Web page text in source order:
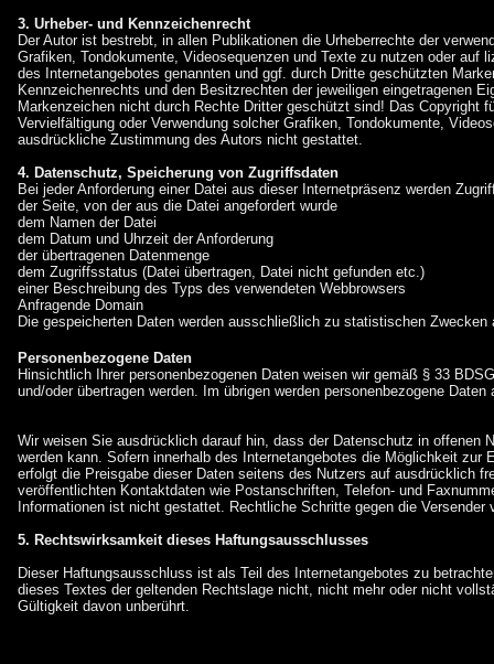
3. Urheber- und Kennzeichenrecht
Der Autor ist bestrebt, in allen Publikationen die Urheberrechte der
Grafiken, Tondokumente, Videosequenzen und Texte zu nutzen oder auf
des Internetangebotes genannten und ggf. durch Dritte geschützten
Kennzeichenrechts und den Besitzrechten der jeweiligen eingetragenen
Markenzeichen nicht durch Rechte Dritter geschützt sind! Das
Vervielfältigung oder Verwendung solcher Grafiken, Tondokumente,
ausdrückliche Zustimmung des Autors nicht gestattet.
4. Datenschutz, Speicherung von Zugriffsdaten
Bei jeder Anforderung einer Datei aus dieser Internetpräsenz werden
der Seite, von der aus die Datei angefordert wurde
dem Namen der Datei
dem Datum und Uhrzeit der Anforderung
der übertragenen Datenmenge
dem Zugriffsstatus (Datei übertragen, Datei nicht gefunden etc.)
einer Beschreibung des Typs des verwendeten Webbrowsers
Anfragende Domain
Die gespeicherten Daten werden ausschließlich zu statistischen
Personenbezogene Daten
Hinsichtlich Ihrer personenbezogenen Daten weisen wir gemäß § 33
und/oder übertragen werden. Im übrigen werden personenbezogene
Wir weisen Sie ausdrücklich darauf hin, dass der Datenschutz in offenen
werden kann. Sofern innerhalb des Internetangebotes die Möglichkeit
erfolgt die Preisgabe dieser Daten seitens des Nutzers auf ausdrücklich
veröffentlichten Kontaktdaten wie Postanschriften, Telefon- und
Informationen ist nicht gestattet. Rechtliche Schritte gegen die
5. Rechtswirksamkeit dieses Haftungsausschlusses
Dieser Haftungsausschluss ist als Teil des Internetangebotes zu
dieses Textes der geltenden Rechtslage nicht, nicht mehr oder nicht
Gültigkeit davon unberührt.